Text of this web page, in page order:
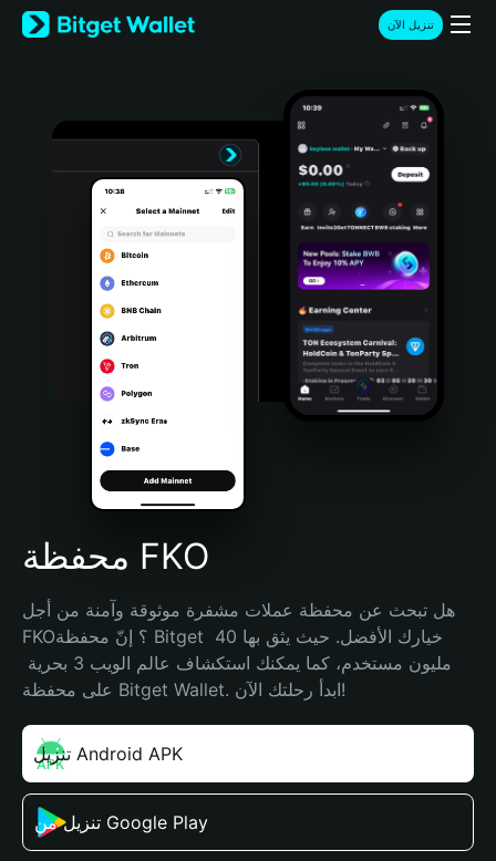
English
日本語
Türkçe
Português (Portugal)
Bahasa Indonesia
Português (Brasil)
Español (Argentina)
تنزيل الآن
محفظة FKO
هل تبحث عن محفظة عملات مشفرة موثوقة وآمنة من أجل
FKO؟ إنّ محفظة Bitget خيارك الأفضل. حيث يثق بها 40
على محفظة Bitget Wallet. ابدأ رحلتك الآن!
تنزيل Android APK
تنزيل من Google Play